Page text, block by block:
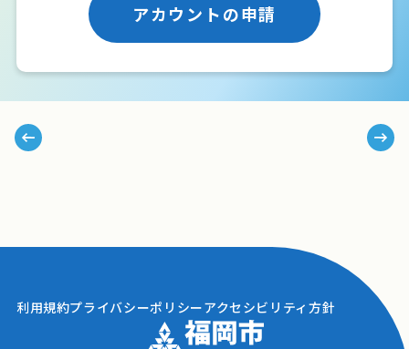
アカウントの申請
利用規約プライバシーポリシーアクセシビリティ方針